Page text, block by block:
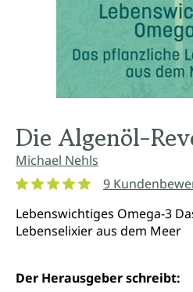
Die Algenöl-
Michael Nehls
9
Lebenswichtiges Omega-3
Lebenselixier aus dem Meer
Der Herausgeber schreibt: